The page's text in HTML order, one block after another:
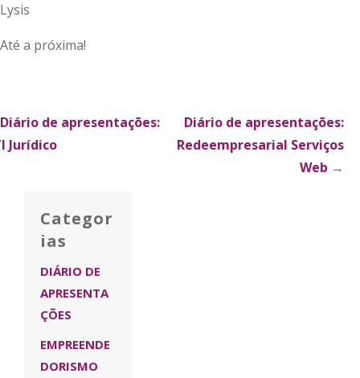
Lysis
Até a próxima!
Diário de apresentações:
Jurídico
Diário de apresentações:
Redeempresarial Serviços
Web →
Categor
ias
DIÁRIO DE
APRESENTA
ÇÕES
EMPREENDE
DORISMO